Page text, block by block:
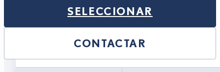
SELECCIONAR
CONTACTAR